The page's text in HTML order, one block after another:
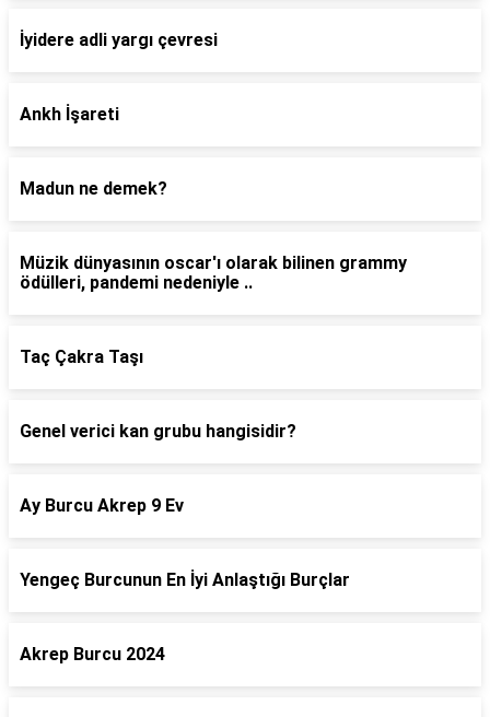
İyidere adli yargı çevresi
Ankh İşareti
Madun ne demek?
Müzik dünyasının oscar'ı olarak bilinen grammy
ödülleri, pandemi nedeniyle ..
Taç Çakra Taşı
Genel verici kan grubu hangisidir?
Ay Burcu Akrep 9 Ev
Yengeç Burcunun En İyi Anlaştığı Burçlar
Akrep Burcu 2024